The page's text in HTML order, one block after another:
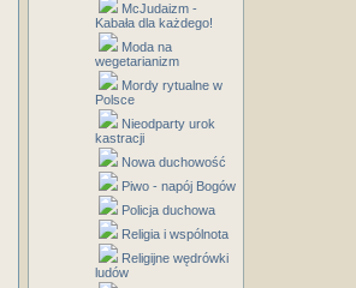
McJudaizm -
Kabała dla każdego!
Moda na
wegetarianizm
Mordy rytualne w
Polsce
Nieodparty urok
kastracji
Nowa duchowość
Piwo - napój Bogów
Policja duchowa
Religia i wspólnota
Religijne wędrówki
ludów